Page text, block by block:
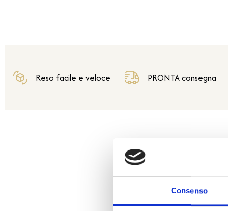
Consenso
Reso facile e veloce PRONTA consegna